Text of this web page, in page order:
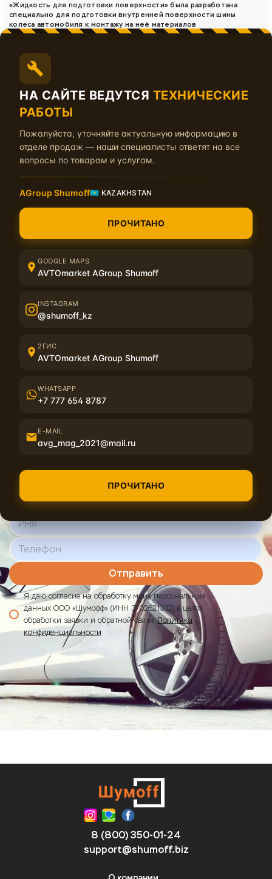
«Жидкость для подготовки поверхности» была разработана
специально для подготовки внутренней поверхности шины
колеса автомобиля к монтажу на неё материалов
Обезжириватель
поверхности к нанесению шумо-виброизоляционных материалов.
Ролик прикаточный удлиненный Practik
Фирменный длинный прикаточный ролик с деревянной ручкой.
Фирменный короткий прикаточный ролик с деревянной ручкой.
У вас есть вопросы или
требуется консультация?
напишите нам и мы вам перезвоним
Отправить
Я даю согласие на обработку моих персональных
данных ООО «Шумофф» (ИНН 3702621332) в целях
обработки заявки и обратной связи.Политика
конфиденциальности
8 (800) 350-01-24
support@shumoff.biz
НА САЙТЕ ВЕДУТСЯ ТЕХНИЧЕСКИЕ
РАБОТЫ
Пожалуйста, уточняйте актуальную информацию в
отделе продаж — наши специалисты ответят на все
вопросы по товарам и услугам.
AGroup Shumoff🇰🇿 KAZAKHSTAN
ПРОЧИТАНО
GOOGLE MAPS
AVTOmarket AGroup Shumoff
INSTAGRAM
@shumoff_kz
2ГИС
AVTOmarket AGroup Shumoff
WHATSAPP
+7 777 654 8787
E-MAIL
avg_mag_2021@mail.ru
ПРОЧИТАНО